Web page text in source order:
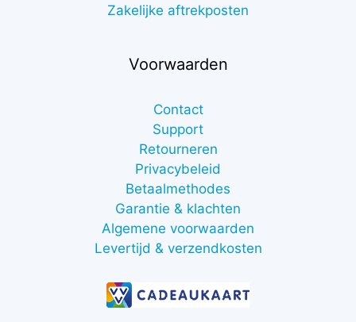
Zakelijke aftrekposten
Voorwaarden
Contact
Support
Retourneren
Privacybeleid
Betaalmethodes
Garantie & klachten
Algemene voorwaarden
Levertijd & verzendkosten